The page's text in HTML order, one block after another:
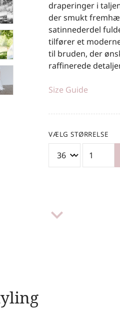
draperinger i
der smukt
satinnederdel
tilfører et
til bruden, der
raffinerede
Size Guide
VÆLG STØRRELSE
keyboard_arrow_down